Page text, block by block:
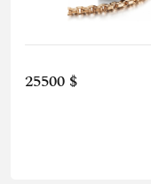
25500 $